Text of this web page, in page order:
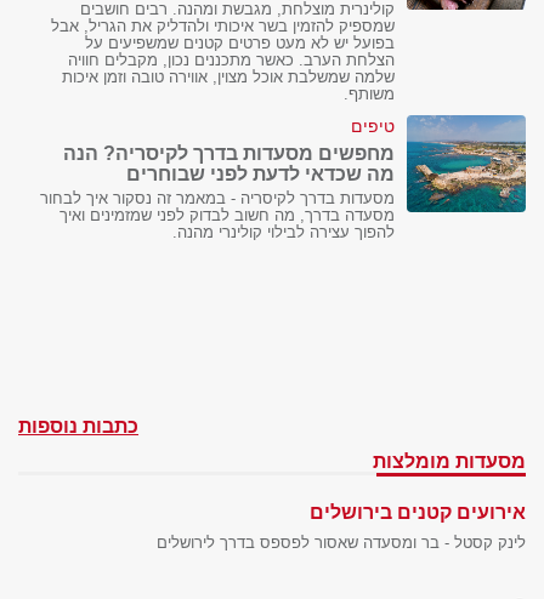
קולינרית מוצלחת, מגבשת ומהנה. רבים חושבים
שמספיק להזמין בשר איכותי ולהדליק את הגריל, אבל
בפועל יש לא מעט פרטים קטנים שמשפיעים על
הצלחת הערב. כאשר מתכננים נכון, מקבלים חוויה
שלמה שמשלבת אוכל מצוין, אווירה טובה וזמן איכות
משותף.
טיפים
מחפשים מסעדות בדרך לקיסריה? הנה
מה שכדאי לדעת לפני שבוחרים
מסעדות בדרך לקיסריה - במאמר זה נסקור איך לבחור
מסעדה בדרך, מה חשוב לבדוק לפני שמזמינים ואיך
להפוך עצירה לבילוי קולינרי מהנה.
כתבות נוספות
מסעדות מומלצות
אירועים קטנים בירושלים
לינק קסטל - בר ומסעדה שאסור לפספס בדרך לירושלים